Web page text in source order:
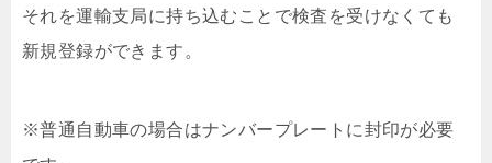
それを運輸支局に持ち込むことで検査を受けなくても
新規登録ができます。
※普通自動車の場合はナンバープレートに封印が必要